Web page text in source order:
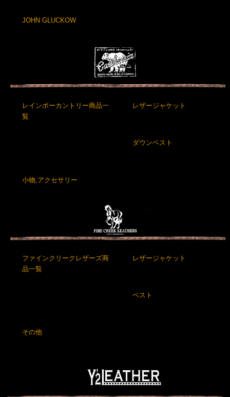
JOHN GLUCKOW
レインボーカントリー商品一
覧
レザージャケット
ダウンベスト
小物,アクセサリー
ファインクリークレザーズ商
品一覧
レザージャケット
ベスト
その他